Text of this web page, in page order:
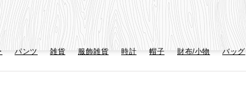
パンツ 雑貨 服飾雑貨 時計 帽子 財布/小物 バッグ